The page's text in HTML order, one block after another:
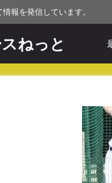
報を発信しています。
ねっと